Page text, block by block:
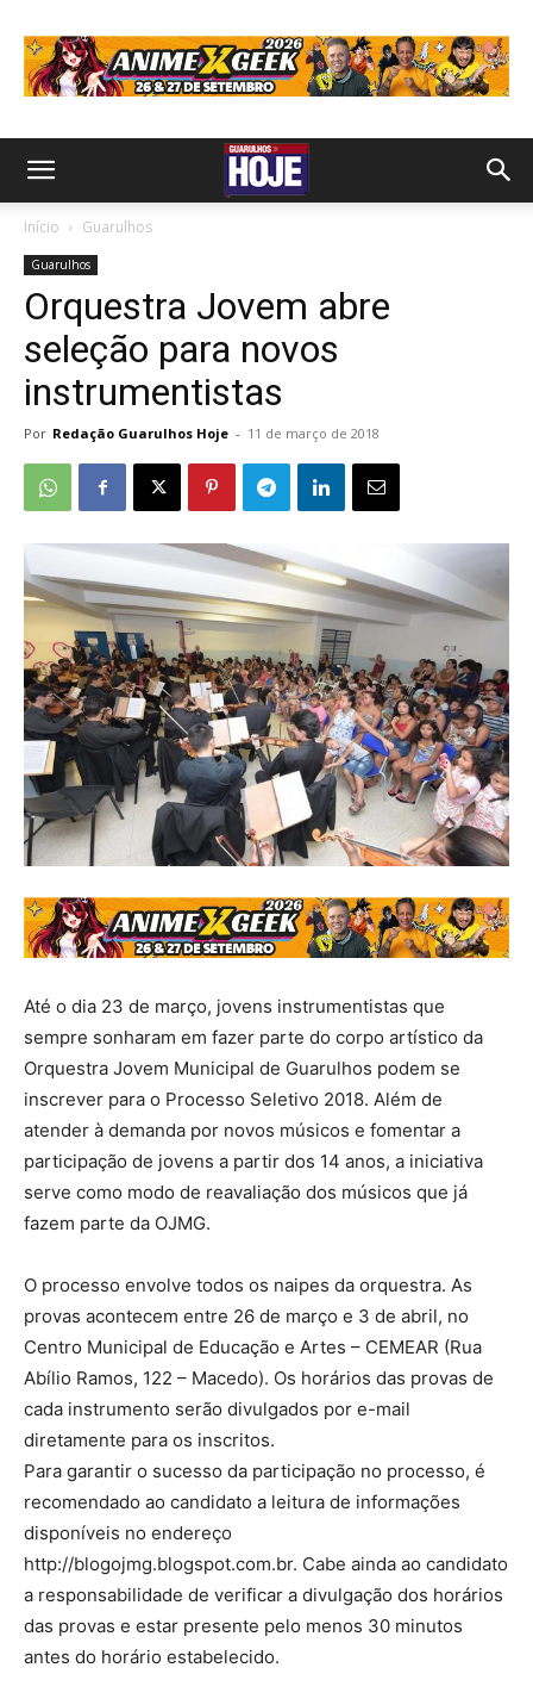
Início Guarulhos
Guarulhos
Orquestra Jovem abre
seleção para novos
instrumentistas
Por Redação Guarulhos Hoje - 11 de março de 2018
Até o dia 23 de março, jovens instrumentistas que
sempre sonharam em fazer parte do corpo artístico da
Orquestra Jovem Municipal de Guarulhos podem se
inscrever para o Processo Seletivo 2018. Além de
atender à demanda por novos músicos e fomentar a
participação de jovens a partir dos 14 anos, a iniciativa
serve como modo de reavaliação dos músicos que já
fazem parte da OJMG.
O processo envolve todos os naipes da orquestra. As
provas acontecem entre 26 de março e 3 de abril, no
Centro Municipal de Educação e Artes – CEMEAR (Rua
Abílio Ramos, 122 – Macedo). Os horários das provas de
cada instrumento serão divulgados por e-mail
diretamente para os inscritos.
Para garantir o sucesso da participação no processo, é
recomendado ao candidato a leitura de informações
disponíveis no endereço
http://blogojmg.blogspot.com.br. Cabe ainda ao candidato
a responsabilidade de verificar a divulgação dos horários
das provas e estar presente pelo menos 30 minutos
antes do horário estabelecido.